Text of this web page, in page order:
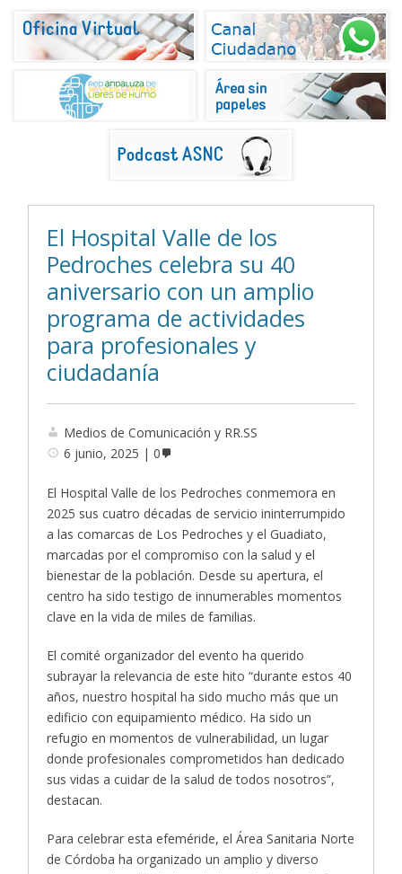
El Hospital Valle de los
Pedroches celebra su 40
aniversario con un amplio
programa de actividades
para profesionales y
ciudadanía
Medios de Comunicación y RR.SS
6 junio, 2025
0
El Hospital Valle de los Pedroches conmemora en
2025 sus cuatro décadas de servicio ininterrumpido
a las comarcas de Los Pedroches y el Guadiato,
marcadas por el compromiso con la salud y el
bienestar de la población. Desde su apertura, el
centro ha sido testigo de innumerables momentos
clave en la vida de miles de familias.
El comité organizador del evento ha querido
subrayar la relevancia de este hito “durante estos 40
años, nuestro hospital ha sido mucho más que un
edificio con equipamiento médico. Ha sido un
refugio en momentos de vulnerabilidad, un lugar
donde profesionales comprometidos han dedicado
sus vidas a cuidar de la salud de todos nosotros”,
destacan.
Para celebrar esta efeméride, el Área Sanitaria Norte
de Córdoba ha organizado un amplio y diverso